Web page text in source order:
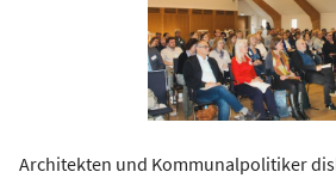
Architekten und Kommunalpolitiker